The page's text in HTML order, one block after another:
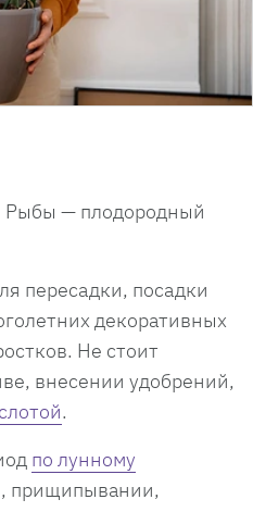
Рыбы — плодородный
пересадки, посадки
декоративных
Не стоит
внесении удобрений,
.
по лунному
прищипывании,